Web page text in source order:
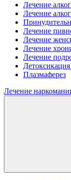
Лечение
Лечение
Лечение
Лечение
Лечение
Лечение
Плазмаферез
Лечение